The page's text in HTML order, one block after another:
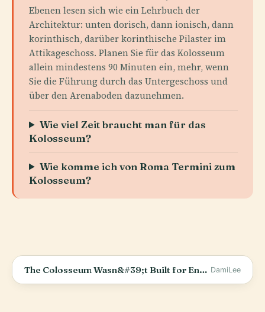
Ebenen lesen sich wie ein Lehrbuch der
Architektur: unten dorisch, dann ionisch, dann
korinthisch, darüber korinthische Pilaster im
Attikageschoss. Planen Sie für das Kolosseum
allein mindestens 90 Minuten ein, mehr, wenn
Sie die Führung durch das Untergeschoss und
über den Arenaboden dazunehmen.
Wie viel Zeit braucht man für das
Kolosseum?
Wie komme ich von Roma Termini zum
Kolosseum?
The Colosseum Wasn&#39;t Built for Entertainment DamiLee